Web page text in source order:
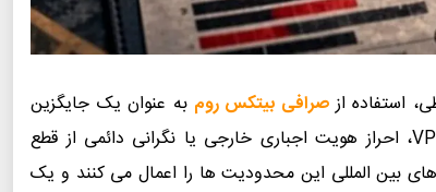
استفاده از صرافی بیتکس روم به عنوان یک جایگزین
متمرکز بر بازار ایران، به گزینه ای تبدیل شده که نیازی به VPN، احراز هویت اجباری خارجی یا نگرانی دائمی از قطع
های بین المللی این محدودیت ها را اعمال می کنند و یک